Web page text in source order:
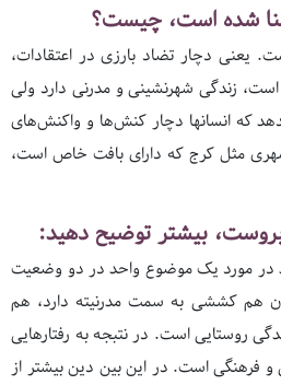
شده است، چیست؟
یعنی دچار تضاد بارزی در اعتقادات،
زندگی شهرنشینی و مدرنی دارد ولی
که انسانها دچار کنش‌ها و واکنش‌های
مثل کرج که دارای بافت خاص است،
بیشتر توضیح دهید:
در مورد یک موضوع واحد در دو وضعیت
هم کششی به سمت مدرنیته دارد، هم
روستایی است. در نتبجه به رفتارهایی
فرهنگی است. در این بین دین بیشتر از